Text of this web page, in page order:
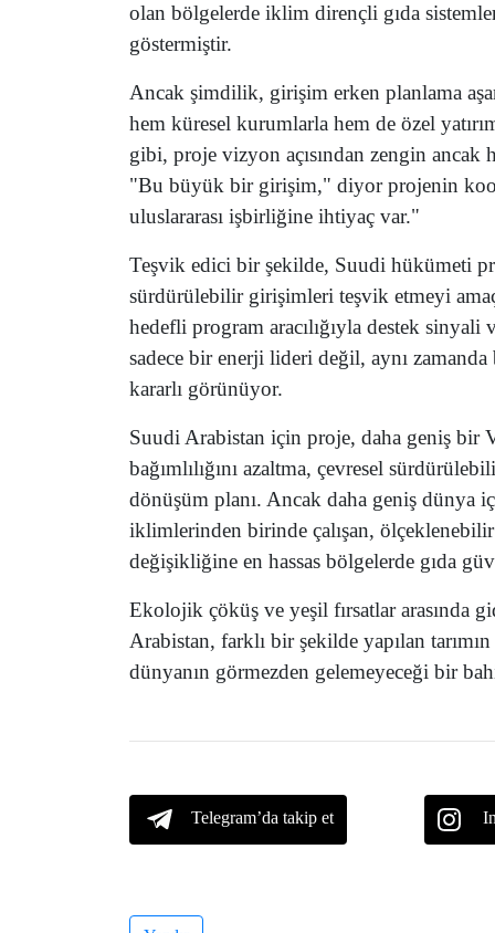
olan bölgelerde iklim dirençli gıda
göstermiştir.
Ancak şimdilik, girişim erken planlama
hem küresel kurumlarla hem de özel
gibi, proje vizyon açısından zengin
"Bu büyük bir girişim," diyor projenin
uluslararası işbirliğine ihtiyaç var."
Teşvik edici bir şekilde, Suudi hükümeti
sürdürülebilir girişimleri teşvik etmeyi
hedefli program aracılığıyla destek
sadece bir enerji lideri değil, aynı
kararlı görünüyor.
Suudi Arabistan için proje, daha geniş
bağımlılığını azaltma, çevresel
dönüşüm planı. Ancak daha geniş dünya
iklimlerinden birinde çalışan,
değişikliğine en hassas bölgelerde gıda
Ekolojik çöküş ve yeşil fırsatlar arasında
Arabistan, farklı bir şekilde yapılan
dünyanın görmezden gelemeyeceği bir
Telegram’da takip et